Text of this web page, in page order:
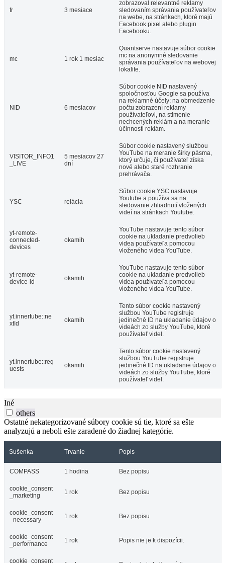
fr 3 mesiace
zobrazoval relevantné reklamy
sledovaním správania používateľov
na webe, na stránkach, ktoré majú
Facebook pixel alebo plugin
Facebooku.
mc 1 rok 1 mesiac
Quantserve nastavuje súbor cookie
mc na anonymné sledovanie
správania používateľov na webovej
lokalite.
NID 6 mesiacov
Súbor cookie NID nastavený
spoločnosťou Google sa používa
na reklamné účely; na obmedzenie
počtu zobrazení reklamy
používateľovi, na stlmenie
nechcených reklám a na meranie
účinnosti reklám.
VISITOR_INFO1
_LIVE
5 mesiacov 27
dní
Súbor cookie nastavený službou
YouTube na meranie šírky pásma,
ktorý určuje, či používateľ získa
nové alebo staré rozhranie
prehrávača.
YSC relácia
Súbor cookie YSC nastavuje
Youtube a používa sa na
sledovanie zhliadnutí vložených
videí na stránkach Youtube.
yt-remote-
connected-
devices
okamih
YouTube nastavuje tento súbor
cookie na ukladanie predvolieb
videa používateľa pomocou
vloženého videa YouTube.
yt-remote-
device-id
okamih
YouTube nastavuje tento súbor
cookie na ukladanie predvolieb
videa používateľa pomocou
vloženého videa YouTube.
yt.innertube::ne
xtId
okamih
Tento súbor cookie nastavený
službou YouTube registruje
jedinečné ID na ukladanie údajov o
videách zo služby YouTube, ktoré
používateľ videl.
yt.innertube::req
uests
okamih
Tento súbor cookie nastavený
službou YouTube registruje
jedinečné ID na ukladanie údajov o
videách zo služby YouTube, ktoré
používateľ videl.
Iné
others
Ostatné nekategorizované súbory cookie sú tie, ktoré sa ešte
analyzujú a neboli ešte zaradené do žiadnej kategórie.
Sušenka Trvanie Popis
COMPASS 1 hodina Bez popisu
cookie_consent
_marketing
1 rok Bez popisu
cookie_consent
_necessary
1 rok Bez popisu
cookie_consent
_performance
1 rok Popis nie je k dispozícii.
cookie_consent